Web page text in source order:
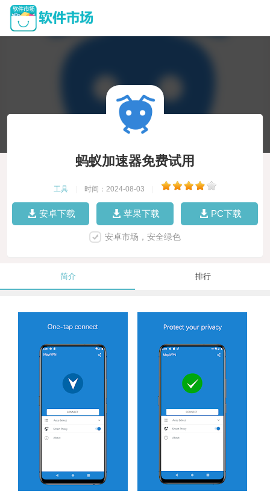
蚂蚁加速器免费试用
工具 时间：2024-08-03
安卓下载 苹果下载 PC下载
安卓市场，安全绿色
简介 排行